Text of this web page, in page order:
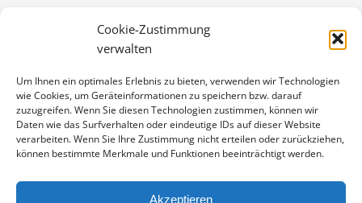
Cookie-Zustimmung
verwalten
Um Ihnen ein optimales Erlebnis zu bieten, verwenden wir Technologien
wie Cookies, um Geräteinformationen zu speichern bzw. darauf
zuzugreifen. Wenn Sie diesen Technologien zustimmen, können wir
Daten wie das Surfverhalten oder eindeutige IDs auf dieser Website
verarbeiten. Wenn Sie Ihre Zustimmung nicht erteilen oder zurückziehen,
können bestimmte Merkmale und Funktionen beeinträchtigt werden.
Akzeptieren
IN DEN WARENKORB
Artikelnummer:PK7-CB-1909-08423
Kategorie: Postkarten 17x11